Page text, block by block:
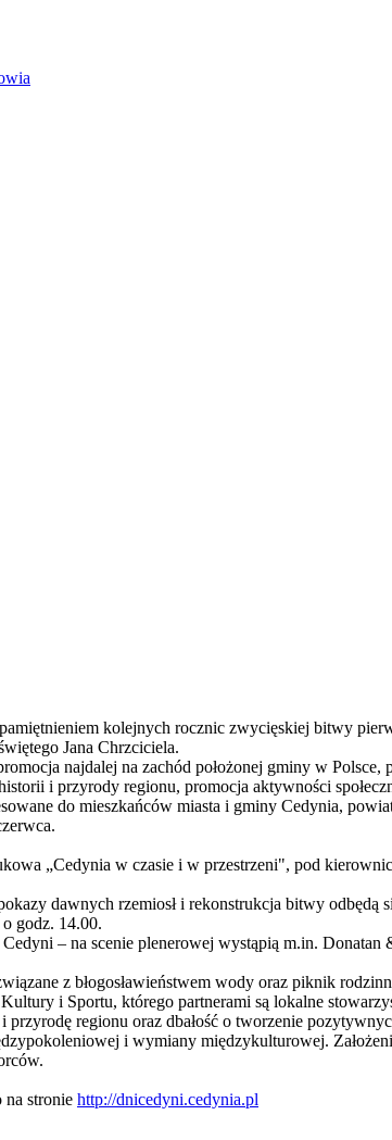
kolejnych rocznic zwycięskiej bitwy
Jana Chrzciciela.
najdalej na zachód położonej gminy w
i przyrody regionu, promocja aktywności
do mieszkańców miasta i gminy Cedynia,
„Cedynia w czasie i w przestrzeni", pod
dawnych rzemiosł i rekonstrukcja bitwy
godz. 14.00.
– na scenie plenerowej wystąpią m.in.
z błogosławieństwem wody oraz piknik
i Sportu, którego partnerami są lokalne
regionu oraz dbałość o tworzenie
i wymiany międzykulturowej.
na stronie http://dnicedyni.cedynia.pl